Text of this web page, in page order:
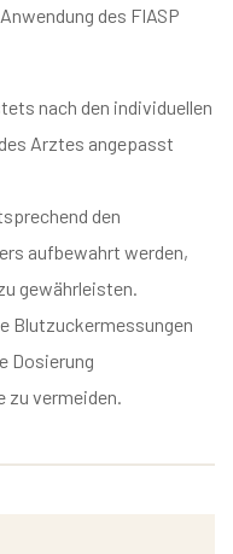
des FIASP
nach den individuellen
Arztes angepasst
den
aufbewahrt werden,
gewährleisten.
Blutzuckermessungen
Dosierung
zu vermeiden.